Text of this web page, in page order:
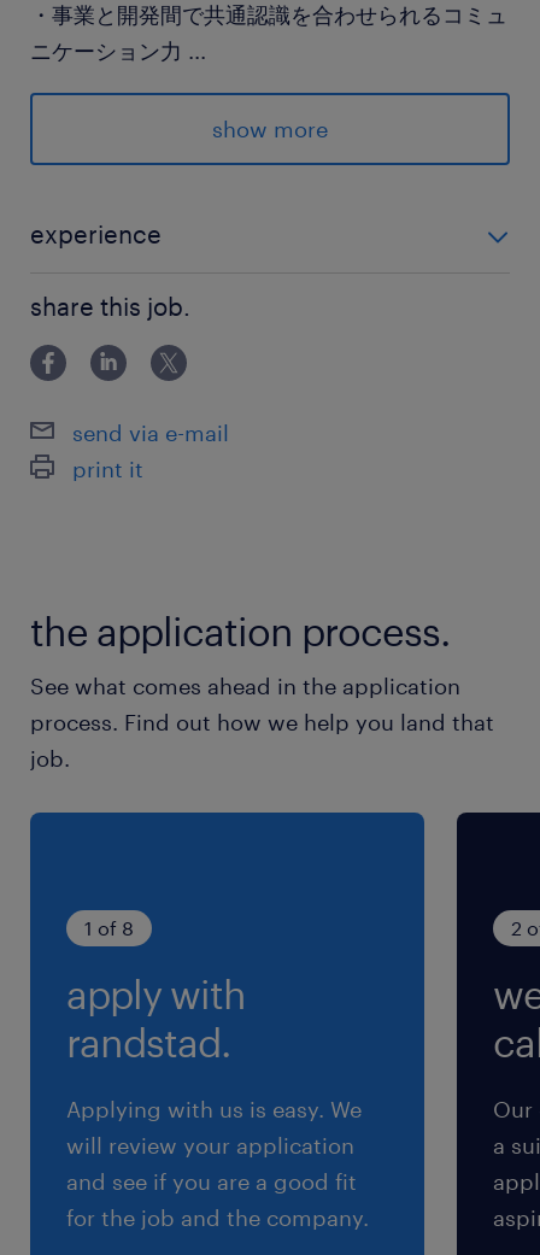
・事業と開発間で共通認識を合わせられるコミュ
ニケーション力 ...
- ビジネス要望をヒアリングし、システム要件
に落とし込むために必要な対外調整・内部調整ス
キル
- データ作成・運用管理のデータオペレーショ
・モノゴトの本質に考え抜ける問題解決能力
- 問題や課題を整理し、関係者とすり合わせな
がら最適案を考えられる能力
保険
健康保険,厚生年金保険,雇用保険
年収500 ～ 700万円
賞与
0
show more
experience
語学力を駆使したプロジェクト推進能力 ・3年以上の実
務経験 (PMO or PJM or PDM) ・プロジェクト管理スキ
ル - 計画、スケジューリン
share this job.
send via e-mail
print it
the application process.
See what comes ahead in the application
process. Find out how we help you land that
job.
1 of 8
apply with
randstad.
Applying with us is easy. We
will review your application
and see if you are a good fit
for the job and the company.
2
Our
a